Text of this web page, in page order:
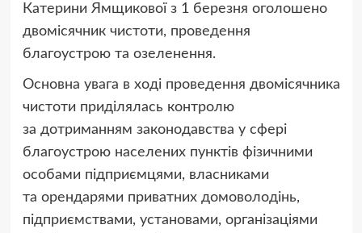
Катерини Ямщикової з 1 березня оголошено
двомісячник чистоти, проведення
благоустрою та озеленення.
Основна увага в ході проведення двомісячника
чистоти приділялась контролю
за дотриманням законодавства у сфері
благоустрою населених пунктів фізичними
особами підприємцями, власниками
та орендарями приватних домоволодінь,
підприємствами, установами, організаціями